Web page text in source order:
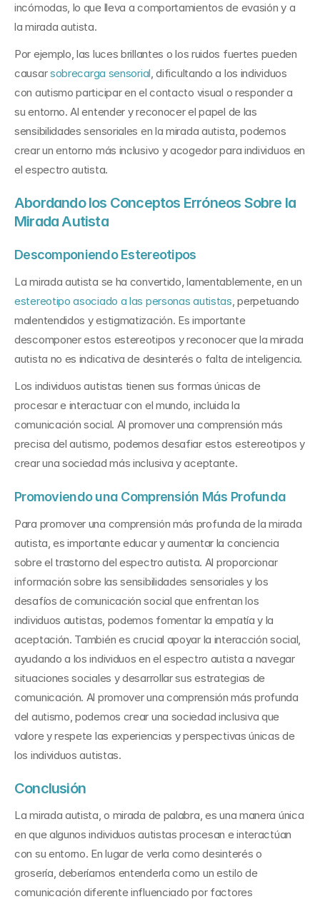
incómodas, lo que lleva a comportamientos de evasión y a
la mirada autista.
Por ejemplo, las luces brillantes o los ruidos fuertes pueden
causar sobrecarga sensorial, dificultando a los individuos
con autismo participar en el contacto visual o responder a
su entorno. Al entender y reconocer el papel de las
sensibilidades sensoriales en la mirada autista, podemos
crear un entorno más inclusivo y acogedor para individuos en
el espectro autista.
Abordando los Conceptos Erróneos Sobre la
Mirada Autista
Descomponiendo Estereotipos
estereotipo asociado a las personas autistas, perpetuando
malentendidos y estigmatización. Es importante
descomponer estos estereotipos y reconocer que la mirada
autista no es indicativa de desinterés o falta de inteligencia.
Los individuos autistas tienen sus formas únicas de
procesar e interactuar con el mundo, incluida la
comunicación social. Al promover una comprensión más
precisa del autismo, podemos desafiar estos estereotipos y
crear una sociedad más inclusiva y aceptante.
Promoviendo una Comprensión Más Profunda
Para promover una comprensión más profunda de la mirada
autista, es importante educar y aumentar la conciencia
sobre el trastorno del espectro autista. Al proporcionar
información sobre las sensibilidades sensoriales y los
desafíos de comunicación social que enfrentan los
individuos autistas, podemos fomentar la empatía y la
aceptación. También es crucial apoyar la interacción social,
ayudando a los individuos en el espectro autista a navegar
situaciones sociales y desarrollar sus estrategias de
comunicación. Al promover una comprensión más profunda
del autismo, podemos crear una sociedad inclusiva que
valore y respete las experiencias y perspectivas únicas de
los individuos autistas.
Conclusión
La mirada autista, o mirada de palabra, es una manera única
en que algunos individuos autistas procesan e interactúan
con su entorno. En lugar de verla como desinterés o
grosería, deberíamos entenderla como un estilo de
comunicación diferente influenciado por factores